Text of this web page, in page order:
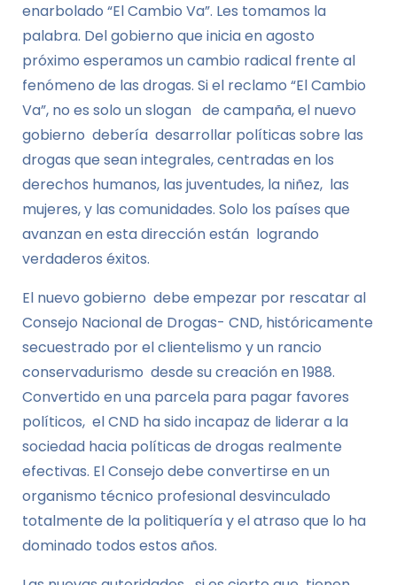
enarbolado “El Cambio Va”. Les tomamos la
palabra. Del gobierno que inicia en agosto
próximo esperamos un cambio radical frente al
fenómeno de las drogas. Si el reclamo “El Cambio
Va”, no es solo un slogan de campaña, el nuevo
gobierno debería desarrollar políticas sobre las
drogas que sean integrales, centradas en los
derechos humanos, las juventudes, la niñez, las
mujeres, y las comunidades. Solo los países que
avanzan en esta dirección están logrando
verdaderos éxitos.
El nuevo gobierno debe empezar por rescatar al
Consejo Nacional de Drogas- CND, históricamente
secuestrado por el clientelismo y un rancio
conservadurismo desde su creación en 1988.
Convertido en una parcela para pagar favores
políticos, el CND ha sido incapaz de liderar a la
sociedad hacia políticas de drogas realmente
efectivas. El Consejo debe convertirse en un
organismo técnico profesional desvinculado
totalmente de la politiquería y el atraso que lo ha
dominado todos estos años.